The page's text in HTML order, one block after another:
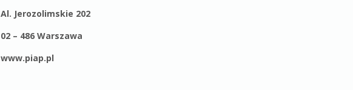
Al. Jerozolimskie 202
02 – 486 Warszawa
www.piap.pl